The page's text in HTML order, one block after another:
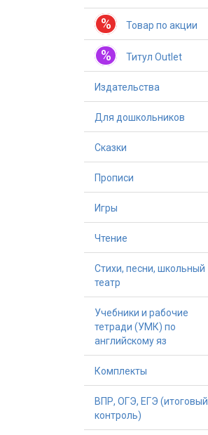
% Товар по акции
% Титул Outlet
Издательства
Для дошкольников
Сказки
Прописи
Игры
Чтение
Стихи, песни, школьный
театр
Учебники и рабочие
тетради (УМК) по
английскому яз
Комплекты
ВПР, ОГЭ, ЕГЭ (итоговый
контроль)